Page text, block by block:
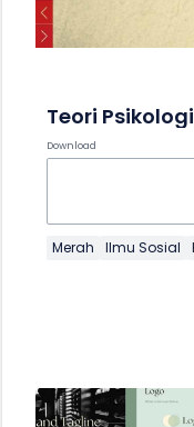
Download
Merah Ilmu Sosial